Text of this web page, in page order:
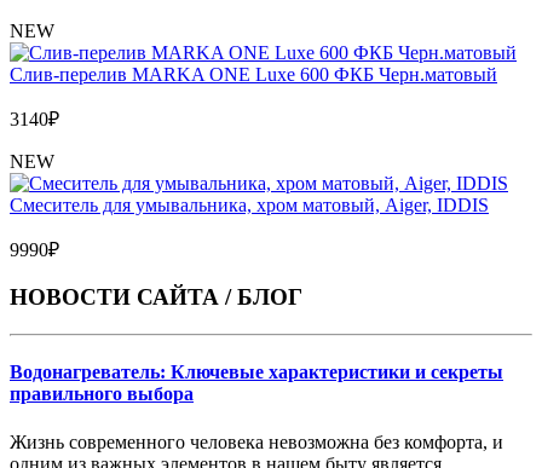
NEW
Слив-перелив MARKA ONE Luxe 600 ФКБ Черн.матовый
3140₽
NEW
Cмеситель для умывальника, хром матовый, Aiger, IDDIS
9990₽
НОВОСТИ САЙТА / БЛОГ
Водонагреватель: Ключевые характеристики и секреты
правильного выбора
Жизнь современного человека невозможна без комфорта, и
одним из важных элементов в нашем быту является